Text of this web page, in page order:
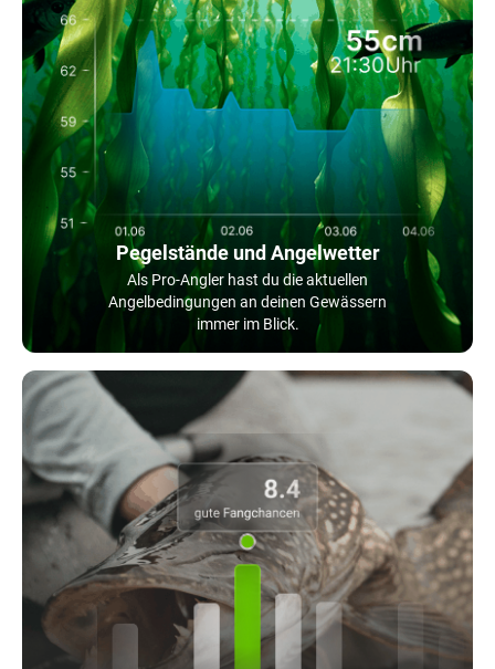
Pegelstände und Angelwetter
Als Pro-Angler hast du die aktuellen
Angelbedingungen an deinen Gewässern
immer im Blick.